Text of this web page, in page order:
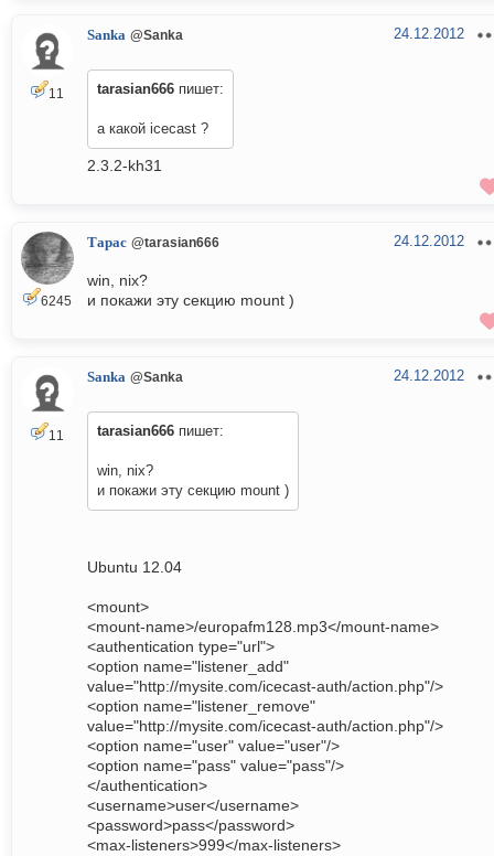
11
Sanka @Sanka 24.12.2012
tarasian666 пишет:
а какой icecast ?
2.3.2-kh31
6245
Тарас @tarasian666 24.12.2012
win, nix?
и покажи эту секцию mount )
11
Sanka @Sanka 24.12.2012
tarasian666 пишет:
win, nix?
и покажи эту секцию mount )
Ubuntu 12.04
<mount>
<mount-name>/europafm128.mp3</mount-name>
<authentication type="url">
<option name="listener_add"
value="http://mysite.com/icecast-auth/action.php"/>
<option name="listener_remove"
value="http://mysite.com/icecast-auth/action.php"/>
<option name="user" value="user"/>
<option name="pass" value="pass"/>
</authentication>
<username>user</username>
<password>pass</password>
<max-listeners>999</max-listeners>